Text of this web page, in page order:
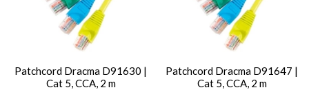
Patchcord Dracma D91630 |
Cat 5, CCA, 2 m
Patchcord Dracma D91647 |
Cat 5, CCA, 2 m